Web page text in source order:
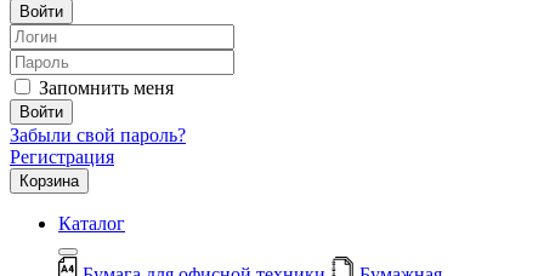
Войти
Запомнить меня
Войти
Забыли свой пароль?
Регистрация
Корзина
Каталог